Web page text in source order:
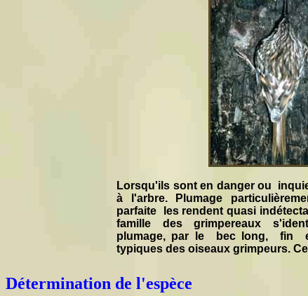
Lorsqu'ils sont en danger ou
à l'arbre. Plumage
parfaite les rendent quasi
famille des grimpereaux
plumage, par le bec long, fin
typiques des oiseaux grimpeurs.
Détermination de l'espèce